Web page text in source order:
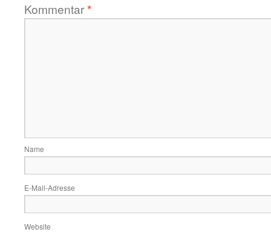
Kommentar*
Name
E-Mail-Adresse
Website